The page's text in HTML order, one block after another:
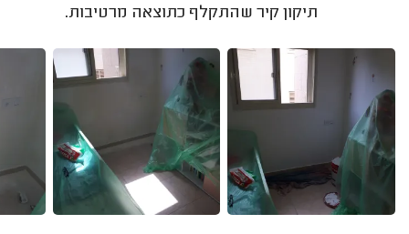
תיקון קיר שהתקלף כתוצאה מרטיבות.